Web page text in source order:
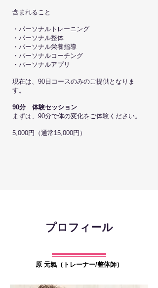
含まれること
・パーソナルトレーニング
・パーソナル整体
・パーソナル栄養指導
・パーソナルコーチング
・パーソナルアプリ
現在は、90日コースのみのご提供となりま
す。
90分 体験セッション
まずは、90分で体の変化をご体験ください。
5,000円（通常15,000円）
プロフィール
原 元氣（トレーナー/整体師）